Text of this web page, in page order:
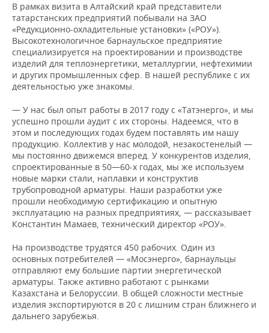
ФИГУРНОЕ КАТАНИЕ
ВОДНЫЕ ВИДЫ СПОРТА
ХОККЕЙ С МЯЧОМ
МЕДИЦИНА
ОБРАЗОВАНИЕ
ПРОИСШЕСТВИЯ
В рамках визита в Алтайский край представители
татарстанских предприятий побывали на ЗАО
«Редукционно-охладительные установки» («РОУ»).
Высокотехнологичное барнаульское предприятие
специализируется на проектировании и производстве
изделий для теплоэнергетики, металлургии, нефтехимии
и других промышленных сфер. В нашей республике с их
деятельностью уже знакомы.
— У нас был опыт работы в 2017 году с «Татэнерго», и мы
успешно прошли аудит с их стороны. Надеемся, что в
этом и последующих годах будем поставлять им нашу
продукцию. Коллектив у нас молодой, незакостенелый —
мы постоянно движемся вперед. У конкурентов изделия,
спроектированные в 50—60-х годах, мы же используем
новые марки стали, наплавки и конструктив
трубопроводной арматуры. Наши разработки уже
прошли необходимую сертификацию и опытную
эксплуатацию на разных предприятиях, — рассказывает
Константин Мамаев, технический директор «РОУ».
На производстве трудятся 450 рабочих. Один из
основных потребителей — «Мосэнерго», барнаульцы
отправляют ему большие партии энергетической
арматуры. Также активно работают с рынками
Казахстана и Белоруссии. В общей сложности местные
изделия экспортируются в 20 с лишним стран ближнего и
дальнего зарубежья.